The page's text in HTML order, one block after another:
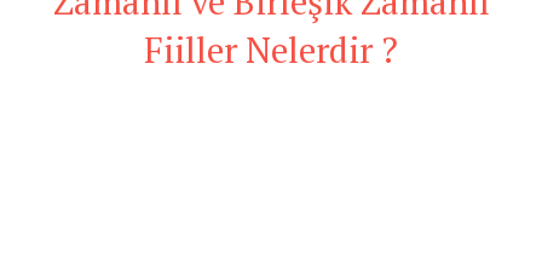
Fiiller Nelerdir ?